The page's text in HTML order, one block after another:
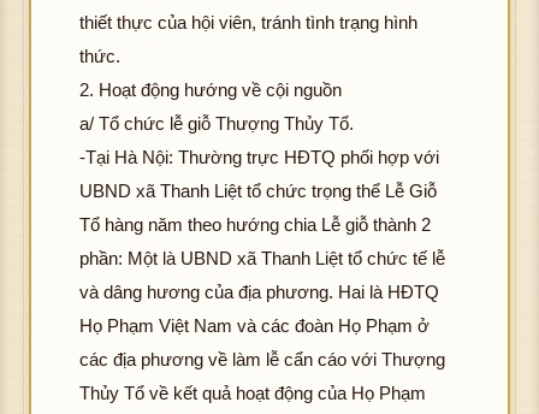
thiết thực của hội viên, tránh tình trạng hình
thức.
2. Hoạt động hướng về cội nguồn
a/ Tổ chức lễ giỗ Thượng Thủy Tổ.
-Tại Hà Nội: Thường trực HĐTQ phối hợp với
UBND xã Thanh Liệt tổ chức trọng thể Lễ Giỗ
Tổ hàng năm theo hướng chia Lễ giỗ thành 2
phần: Một là UBND xã Thanh Liệt tổ chức tế lễ
và dâng hương của địa phương. Hai là HĐTQ
Họ Phạm Việt Nam và các đoàn Họ Phạm ở
các địa phương về làm lễ cẩn cáo với Thượng
Thủy Tổ về kết quả hoạt động của Họ Phạm